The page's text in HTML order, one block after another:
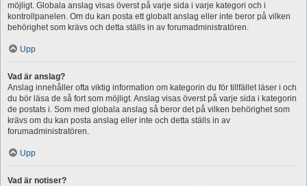
möjligt. Globala anslag visas överst på varje sida i varje kategori och i
kontrollpanelen. Om du kan posta ett globalt anslag eller inte beror på vilken
behörighet som krävs och detta ställs in av forumadministratören.
Upp
Vad är anslag?
Anslag innehåller ofta viktig information om kategorin du för tillfället läser i och
du bör läsa de så fort som möjligt. Anslag visas överst på varje sida i kategorin
de postats i. Som med globala anslag så beror det på vilken behörighet som
krävs om du kan posta anslag eller inte och detta ställs in av
forumadministratören.
Upp
Vad är notiser?